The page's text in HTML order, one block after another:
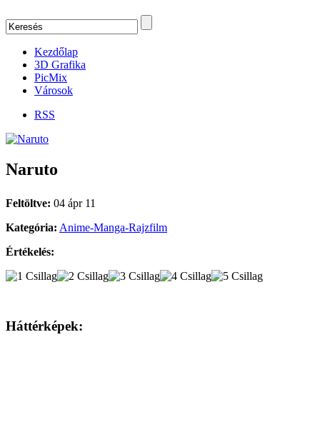
Kezdőlap
3D Grafika
PicMix
Városok
RSS
Naruto
Feltöltve: 04 ápr 11
Kategória: Anime-Manga-Rajzfilm
Értékelés:
Háttérképek: